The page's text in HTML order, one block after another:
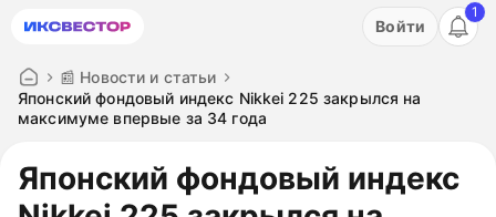
Акция: бесплатный пробный период на 3 дня!
Войти
1
📰 Новости и статьи
Японский фондовый индекс Nikkei 225 закрылся на
максимуме впервые за 34 года
Японский фондовый индекс